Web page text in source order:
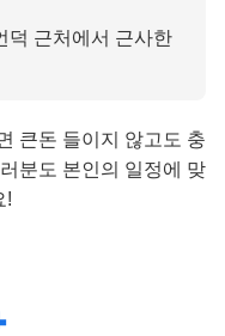
덕 근처에서 근사한
큰돈 들이지 않고도 충
분도 본인의 일정에 맞
!